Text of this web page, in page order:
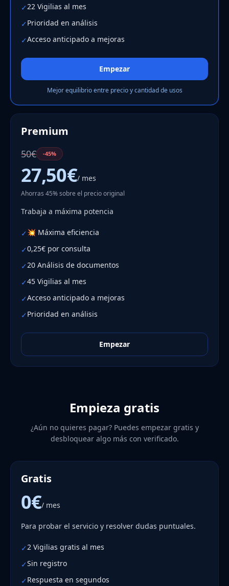
✓22 Vigilias al mes
✓Prioridad en análisis
✓Acceso anticipado a mejoras
Empezar
Mejor equilibrio entre precio y cantidad de usos
Premium
50€ -45%
27,50€/ mes
Ahorras 45% sobre el precio original
Trabaja a máxima potencia
✓💥 Máxima eficiencia
✓0,25€ por consulta
✓20 Análisis de documentos
✓45 Vigilias al mes
✓Acceso anticipado a mejoras
✓Prioridad en análisis
Empezar
Empieza gratis
¿Aún no quieres pagar? Puedes empezar gratis y
desbloquear algo más con verificado.
Gratis
0€/ mes
Para probar el servicio y resolver dudas puntuales.
✓2 Vigilias gratis al mes
✓Sin registro
✓Respuesta en segundos